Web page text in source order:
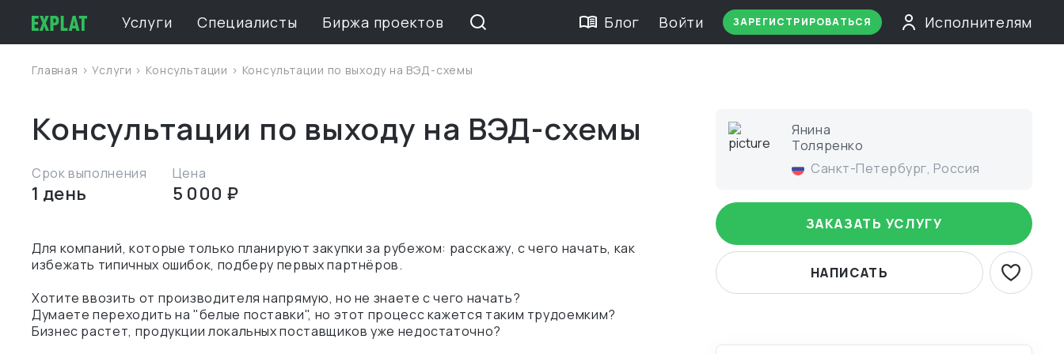
Услуги Специалисты Биржа проектов Блог Войти ЗАРЕГИСТРИРОВАТЬСЯ Исполнителям
Главная >Услуги > Консультации > Консультации по выходу на ВЭД-схемы
Консультации по выходу на ВЭД-схемы
Срок выполнения
1 день
Цена
5 000 ₽
Для компаний, которые только планируют закупки за рубежом: расскажу, с чего начать, как
избежать типичных ошибок, подберу первых партнёров.
Хотите ввозить от производителя напрямую, но не знаете с чего начать?
Думаете переходить на "белые поставки", но этот процесс кажется таким трудоемким?
Бизнес растет, продукции локальных поставщиков уже недостаточно?
Янина
Толяренко
Санкт-Петербург, Россия
ЗАКАЗАТЬ УСЛУГУ
НАПИСАТЬ